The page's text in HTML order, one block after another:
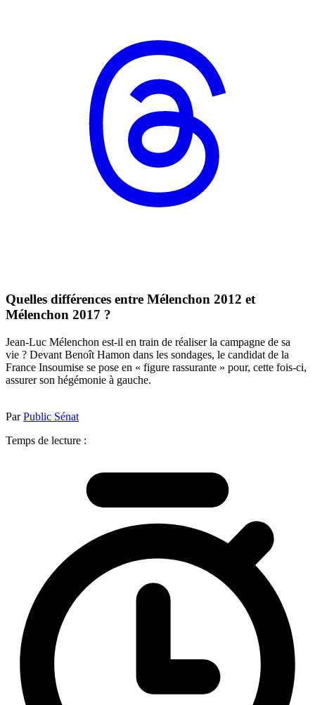
Quelles différences entre Mélenchon 2012 et
Mélenchon 2017 ?
Jean-Luc Mélenchon est-il en train de réaliser la campagne de sa
vie ? Devant Benoît Hamon dans les sondages, le candidat de la
France Insoumise se pose en « figure rassurante » pour, cette fois-ci,
assurer son hégémonie à gauche.
ParPublic Sénat
Temps de lecture :